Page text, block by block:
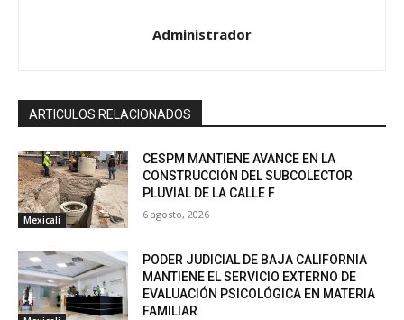
Administrador
ARTICULOS RELACIONADOS
Mexicali
CESPM MANTIENE AVANCE EN LA
CONSTRUCCIÓN DEL SUBCOLECTOR
PLUVIAL DE LA CALLE F
6 agosto, 2026
PODER JUDICIAL DE BAJA CALIFORNIA
MANTIENE EL SERVICIO EXTERNO DE
EVALUACIÓN PSICOLÓGICA EN MATERIA
FAMILIAR